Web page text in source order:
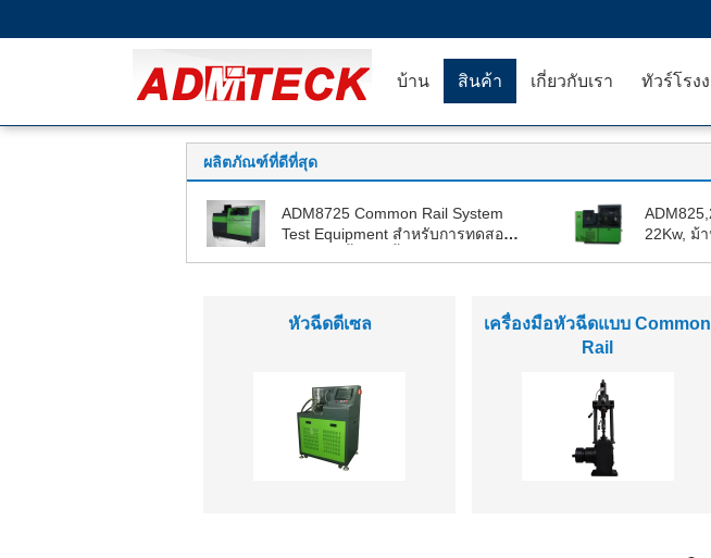
บ้าน สินค้า เกี่ยวกับเรา ทัวร์โรง
ผลิตภัณฑ์ที่ดีที่สุด
ADM8725 Common Rail System
Test Equipment สำหรับการทดสอบ
22Kw, ม้
หัวฉีดดีเซล
เครื่องมือหัวฉีดแบบ Common
Rail